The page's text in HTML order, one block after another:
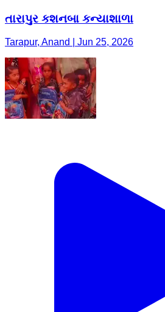
તારાપુર કશનબા કન્યાશાળા
Tarapur, Anand | Jun 25, 2026